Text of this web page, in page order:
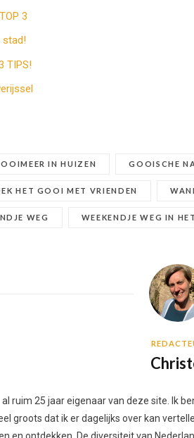
3
stad!
TIPS!
IN HUIZEN GOOISCHE
HET GOOI MET VRIENDEN
WEG WEEKENDJE WEG IN
ruim 25 jaar eigenaar van deze site. Ik
groots dat ik er dagelijks over kan